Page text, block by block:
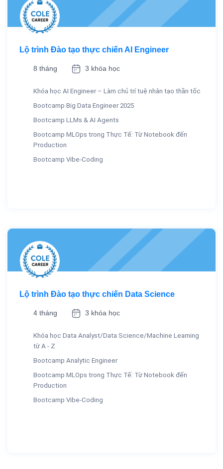
Lộ trình Đào tạo thực chiến AI Engineer
8 tháng 3 khóa học
Khóa học AI Engineer – Làm chủ trí tuệ nhân tạo thần tốc
Bootcamp Big Data Engineer 2025
Bootcamp LLMs & AI Agents
Bootcamp MLOps trong Thực Tế: Từ Notebook đến
Production
Bootcamp Vibe-Coding
Lộ trình Đào tạo thực chiến Data Science
4 tháng 3 khóa học
Khóa học Data Analyst/Data Science/Machine Learning
từ A - Z
Bootcamp Analytic Engineer
Bootcamp MLOps trong Thực Tế: Từ Notebook đến
Production
Bootcamp Vibe-Coding